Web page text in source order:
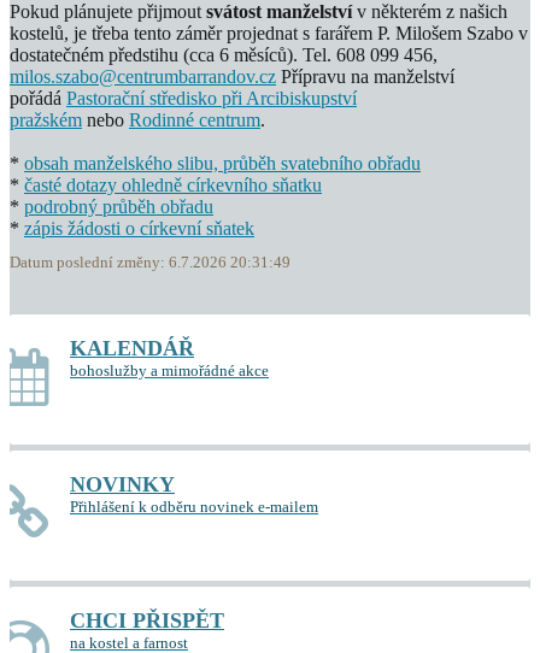
Pokud plánujete přijmout svátost manželstvív některém z našich
kostelů, je třeba tento záměr projednat s farářem P. Milošem Szabo v
dostatečném předstihu (cca 6 měsíců). Tel. 608 099 456,
milos.szabo@centrumbarrandov.cz Přípravu na manželství
pořádá Pastorační středisko při Arcibiskupství
pražském nebo Rodinné centrum.
* obsah manželského slibu, průběh svatebního obřadu
* časté dotazy ohledně církevního sňatku
* podrobný průběh obřadu
* zápis žádosti o církevní sňatek
Datum poslední změny: 6.7.2026 20:31:49
KALENDÁŘ
bohoslužby a mimořádné akce
NOVINKY
Přihlášení k odběru novinek e-mailem
CHCI PŘISPĚT
na kostel a farnost